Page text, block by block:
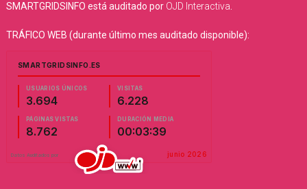
SMARTGRIDSINFO está auditado por OJD Interactiva
TRÁFICO WEB (durante último mes auditado disponible):